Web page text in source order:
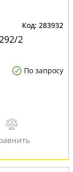
283932
2
По запросу